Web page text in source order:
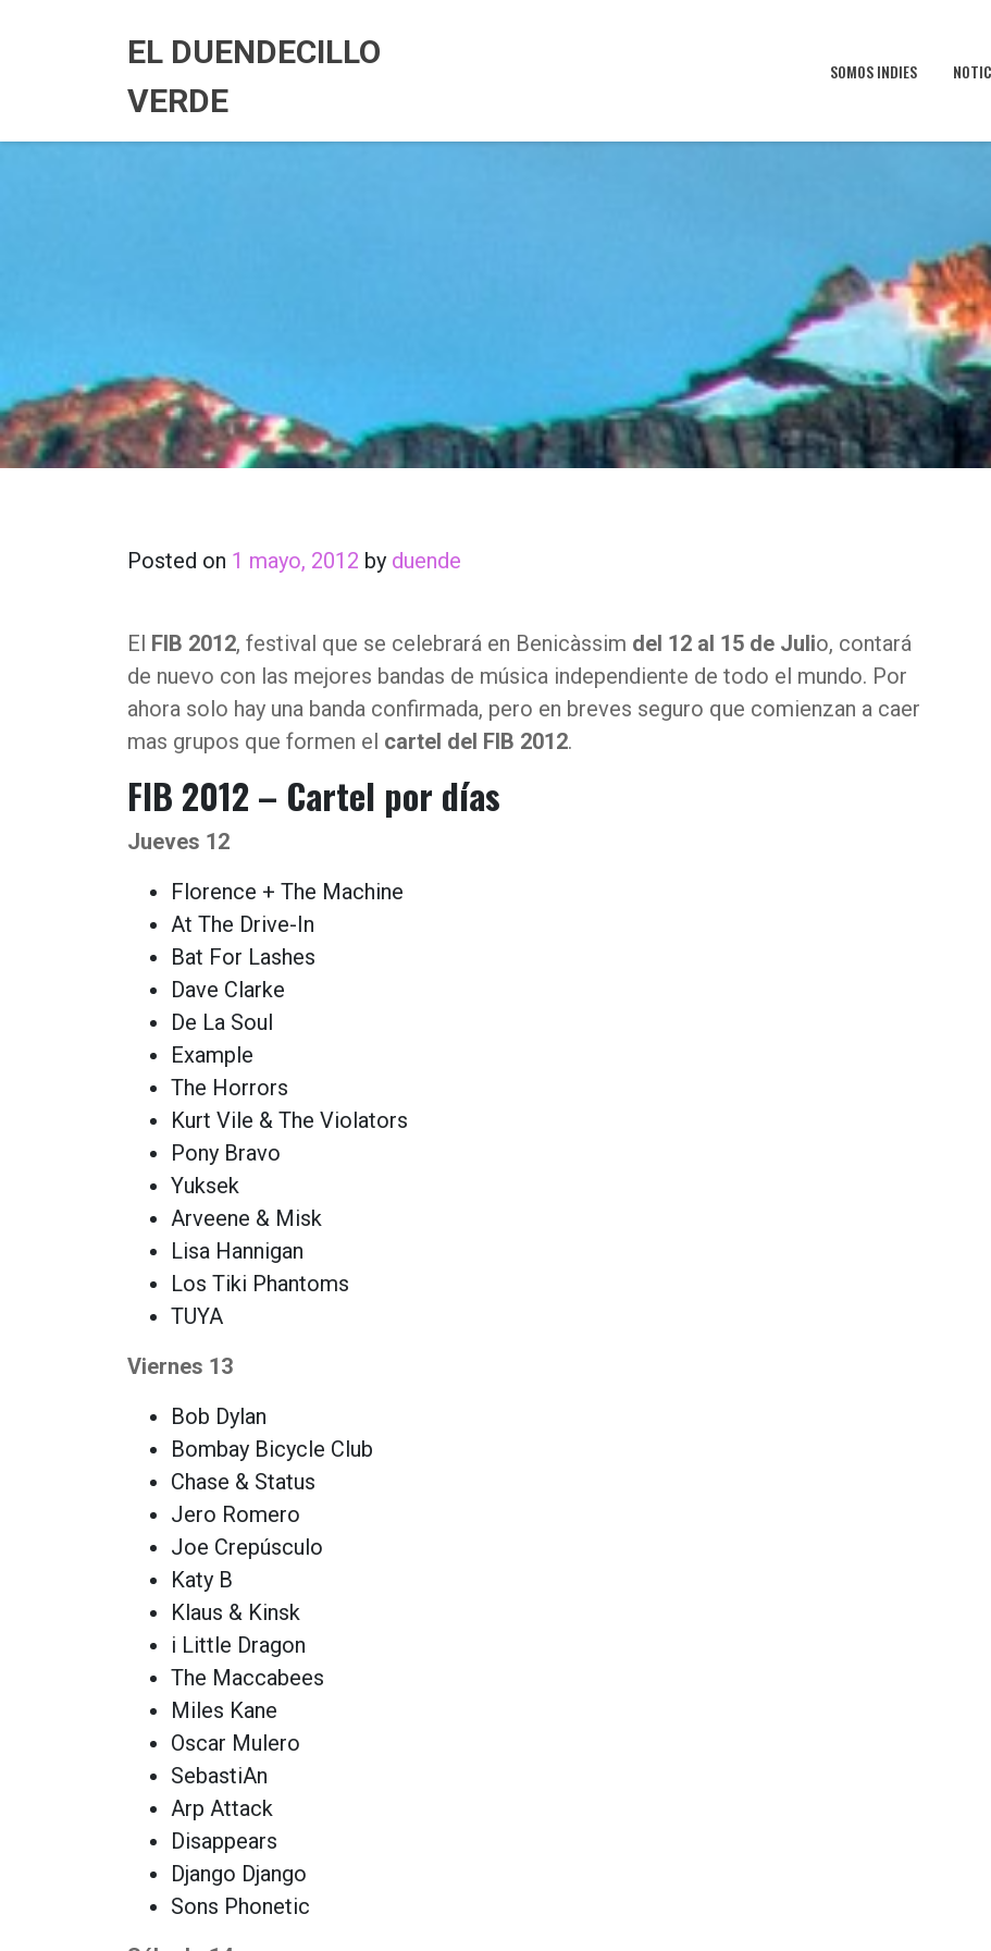
EL DUENDECILLO
VERDE
SOMOS INDIES
Posted on 1 mayo, 2012 by duende
El FIB 2012, festival que se celebrará en Benicàssim del 12 al 15 de Julio, contará
de nuevo con las mejores bandas de música independiente de todo el mundo. Por
ahora solo hay una banda confirmada, pero en breves seguro que comienzan a caer
mas grupos que formen el cartel del FIB 2012.
FIB 2012 – Cartel por días
Jueves 12
Florence + The Machine
At The Drive-In
Bat For Lashes
Dave Clarke
De La Soul
Example
The Horrors
Kurt Vile & The Violators
Pony Bravo
Yuksek
Arveene & Misk
Lisa Hannigan
Los Tiki Phantoms
TUYA
Viernes 13
Bob Dylan
Bombay Bicycle Club
Chase & Status
Jero Romero
Joe Crepúsculo
Katy B
Klaus & Kinsk
i Little Dragon
The Maccabees
Miles Kane
Oscar Mulero
SebastiAn
Arp Attack
Disappears
Django Django
Sons Phonetic